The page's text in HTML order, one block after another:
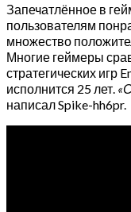
Запечатлённое в
пользователям
множество
Многие геймеры
стратегических игр
исполнится 25 лет.
написал Spike-hh6pr.